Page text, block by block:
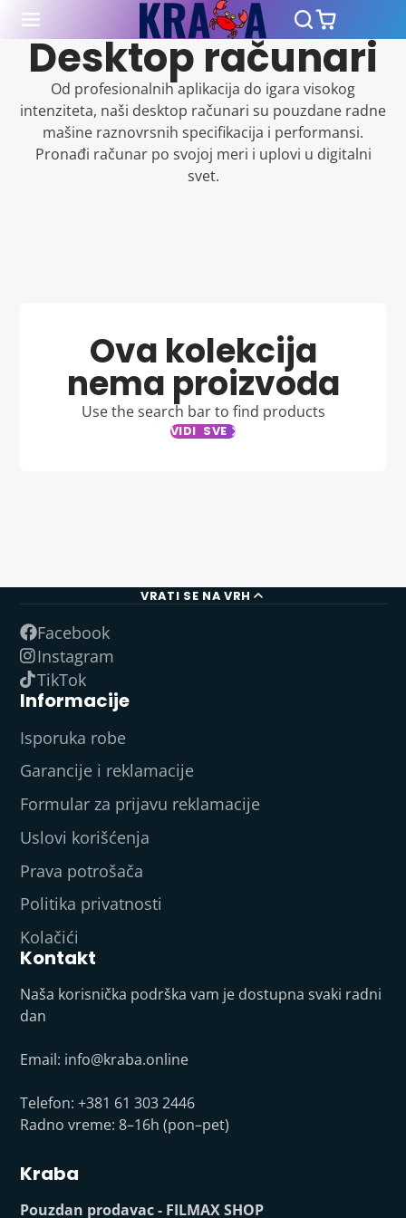
Desktop računari
Od profesionalnih aplikacija do igara visokog
intenziteta, naši desktop računari su pouzdane radne
mašine raznovrsnih specifikacija i performansi.
Pronađi računar po svojoj meri i uplovi u digitalni
svet.
Ova kolekcija
nema proizvoda
Use the search bar to find products
VIDI SVE
VRATI SE NA VRH
Facebook
Instagram
TikTok
Informacije
Isporuka robe
Garancije i reklamacije
Formular za prijavu reklamacije
Uslovi korišćenja
Prava potrošača
Politika privatnosti
Kolačići
Kontakt
Naša korisnička podrška vam je dostupna svaki radni
dan
Email: info@kraba.online
Telefon: +381 61 303 2446
Radno vreme: 8–16h (pon–pet)
Kraba
Pouzdan prodavac - FILMAX SHOP